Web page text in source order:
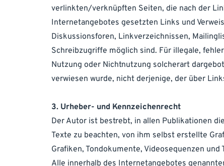
verlinkten/verknüpften Seiten, die nach der
Internetangebotes gesetzten Links und
Diskussionsforen, Linkverzeichnissen,
Schreibzugriffe möglich sind. Für illegale,
Nutzung oder Nichtnutzung solcherart
verwiesen wurde, nicht derjenige, der über
3. Urheber- und Kennzeichenrecht
Der Autor ist bestrebt, in allen Publikationen
Texte zu beachten, von ihm selbst erstellte
Grafiken, Tondokumente, Videosequenzen
Alle innerhalb des Internetangebotes